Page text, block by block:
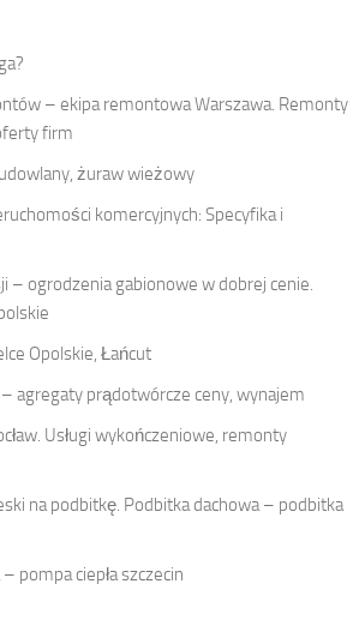
– ekipa remontowa Warszawa. Remonty
firm
żuraw wieżowy
komercyjnych: Specyfika i
– ogrodzenia gabionowe w dobrej cenie.
Opolskie, Łańcut
agregaty prądotwórcze ceny, wynajem
Usługi wykończeniowe, remonty
na podbitkę. Podbitka dachowa – podbitka
pompa ciepła szczecin